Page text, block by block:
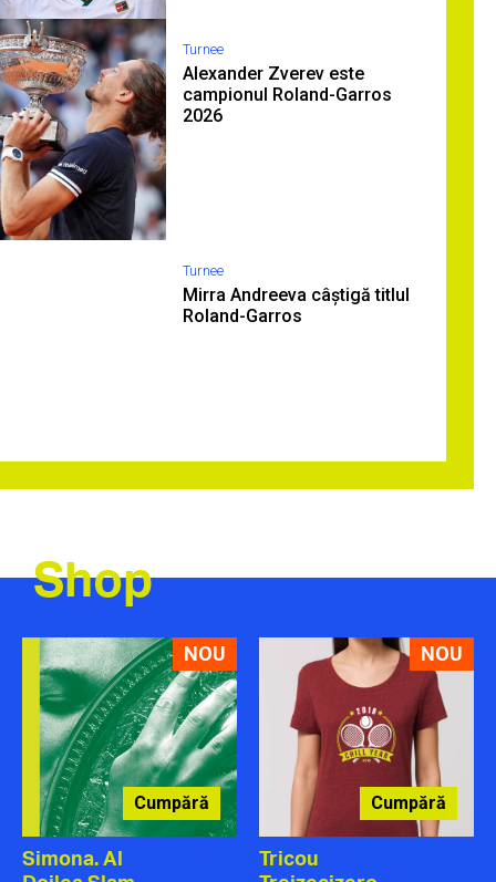
Turnee
Alexander Zverev este
campionul Roland-Garros
2026
Turnee
Mirra Andreeva câștigă titlul
Roland-Garros
Shop
NOU
Cumpără
Simona. Al
NOU
Cumpără
Tricou